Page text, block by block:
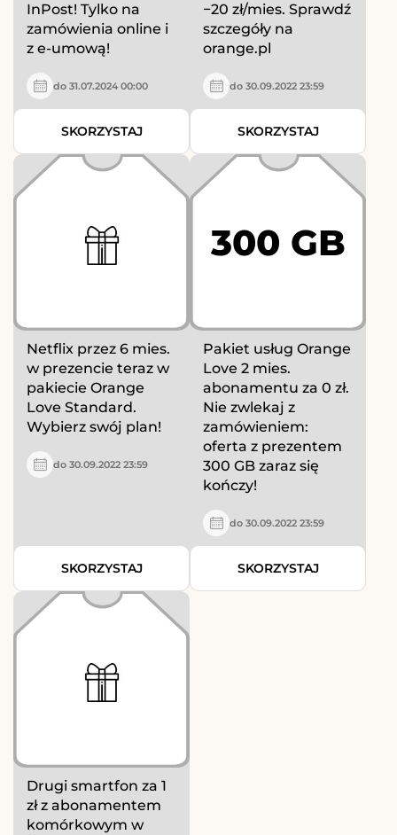
InPost! Tylko na
zamówienia online i
z e-umową!
do 31.07.2024 00:00
SKORZYSTAJ
−20 zł/mies. Sprawdź
szczegóły na
orange.pl
do 30.09.2022 23:59
SKORZYSTAJ
Netflix przez 6 mies.
w prezencie teraz w
pakiecie Orange
Love Standard.
Wybierz swój plan!
do 30.09.2022 23:59
SKORZYSTAJ
300 GB
Pakiet usług Orange
Love 2 mies.
abonamentu za 0 zł.
Nie zwlekaj z
zamówieniem:
oferta z prezentem
300 GB zaraz się
kończy!
do 30.09.2022 23:59
SKORZYSTAJ
Drugi smartfon za 1
zł z abonamentem
komórkowym w